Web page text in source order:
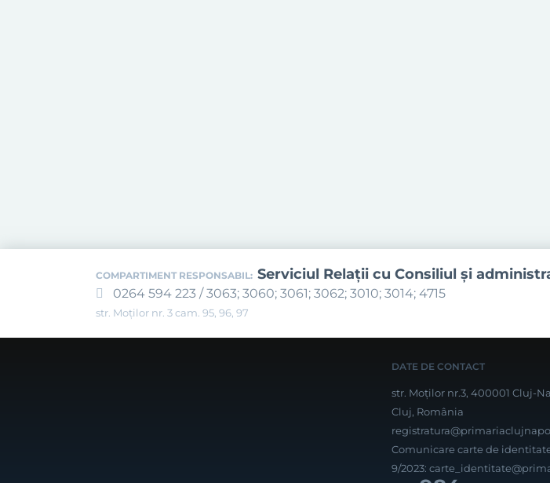
COMPARTIMENT RESPONSABIL: Serviciul Relaţii cu Consiliul şi
0264 594 223 / 3063; 3060; 3061; 3062; 3010; 3014; 4715
str. Moților nr. 3 cam. 95, 96, 97
DATE DE CONTACT
str. Moților nr.3, 400001 Cluj-
Cluj, România
Comunicare carte de
9/2023: